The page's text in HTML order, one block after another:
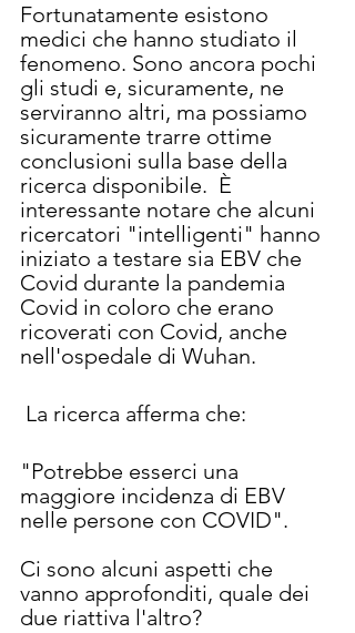
Fortunatamente esistono
medici che hanno studiato il
fenomeno. Sono ancora pochi
gli studi e, sicuramente, ne
serviranno altri, ma possiamo
sicuramente trarre ottime
conclusioni sulla base della
ricerca disponibile.  È
interessante notare che alcuni
ricercatori "intelligenti" hanno
iniziato a testare sia EBV che
Covid durante la pandemia
Covid in coloro che erano
ricoverati con Covid, anche
nell'ospedale di Wuhan.
La ricerca afferma che:
"Potrebbe esserci una
maggiore incidenza di EBV
nelle persone con COVID".
Ci sono alcuni aspetti che
vanno approfonditi, quale dei
due riattiva l'altro?